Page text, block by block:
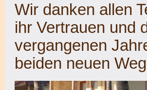
Wir danken allen
ihr Vertrauen und
vergangenen
beiden neuen